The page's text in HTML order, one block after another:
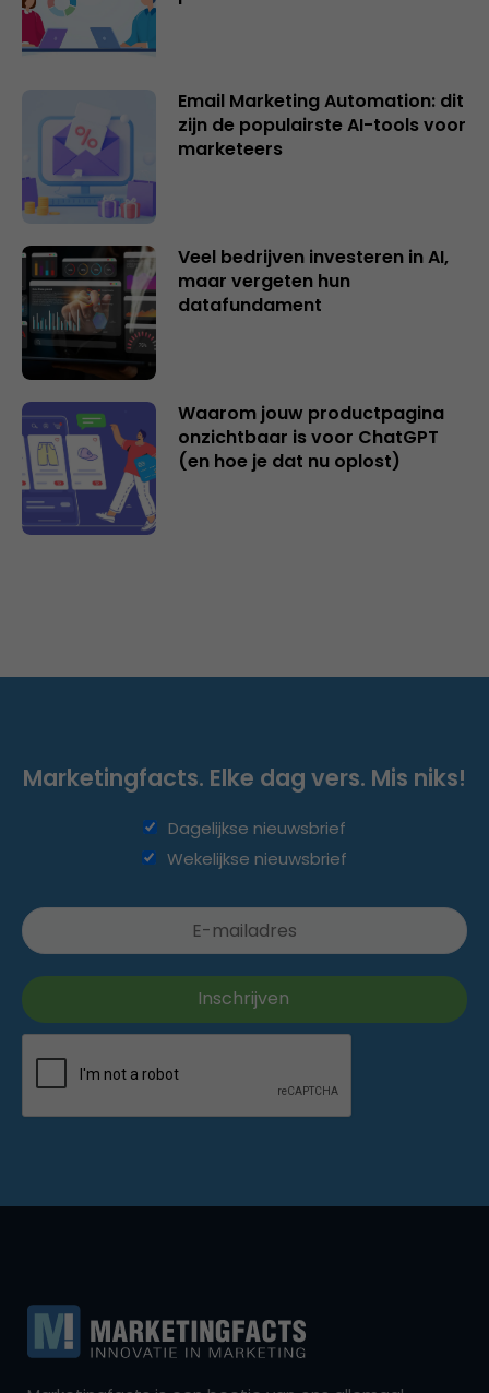
Email Marketing Automation: dit
zijn de populairste AI-tools voor
marketeers
Veel bedrijven investeren in AI,
maar vergeten hun
datafundament
Waarom jouw productpagina
onzichtbaar is voor ChatGPT
(en hoe je dat nu oplost)
Marketingfacts. Elke dag vers. Mis niks!
Dagelijkse nieuwsbrief
Wekelijkse nieuwsbrief